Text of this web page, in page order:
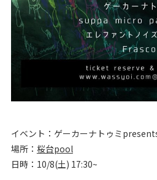
イベント：ゲーカーナトゥミ
場所： 桜台pool
日時：10/8(土) 17:30~